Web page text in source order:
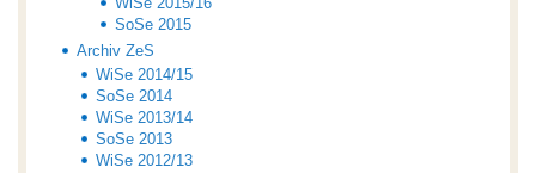
WiSe 2015/16
SoSe 2015
Archiv ZeS
WiSe 2014/15
SoSe 2014
WiSe 2013/14
SoSe 2013
WiSe 2012/13